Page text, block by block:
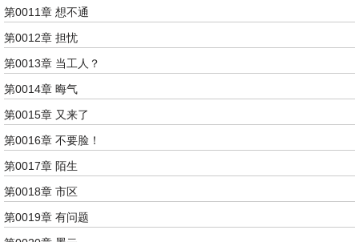
第0011章 想不通
第0012章 担忧
第0013章 当工人？
第0014章 晦气
第0015章 又来了
第0016章 不要脸！
第0017章 陌生
第0018章 市区
第0019章 有问题